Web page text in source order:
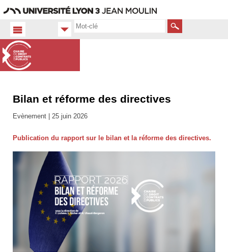
Rechercher
Accueil
Bilan et réforme des directives
Evènement | 25 juin 2026
Publication du rapport sur le bilan et la réforme des directives.